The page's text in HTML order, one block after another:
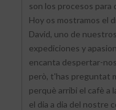
son los procesos para
Hoy os mostramos el
David, uno de
expediciones y
encanta despertar-
però, t'has preguntat
perquè arribi el cafè a
el dia a dia del nostre